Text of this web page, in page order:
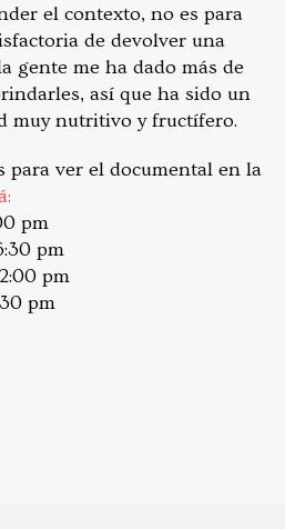
el contexto, no es para
de devolver una
gente me ha dado más de
así que ha sido un
muy nutritivo y fructífero.
para ver el documental en la
pm
pm
pm
pm